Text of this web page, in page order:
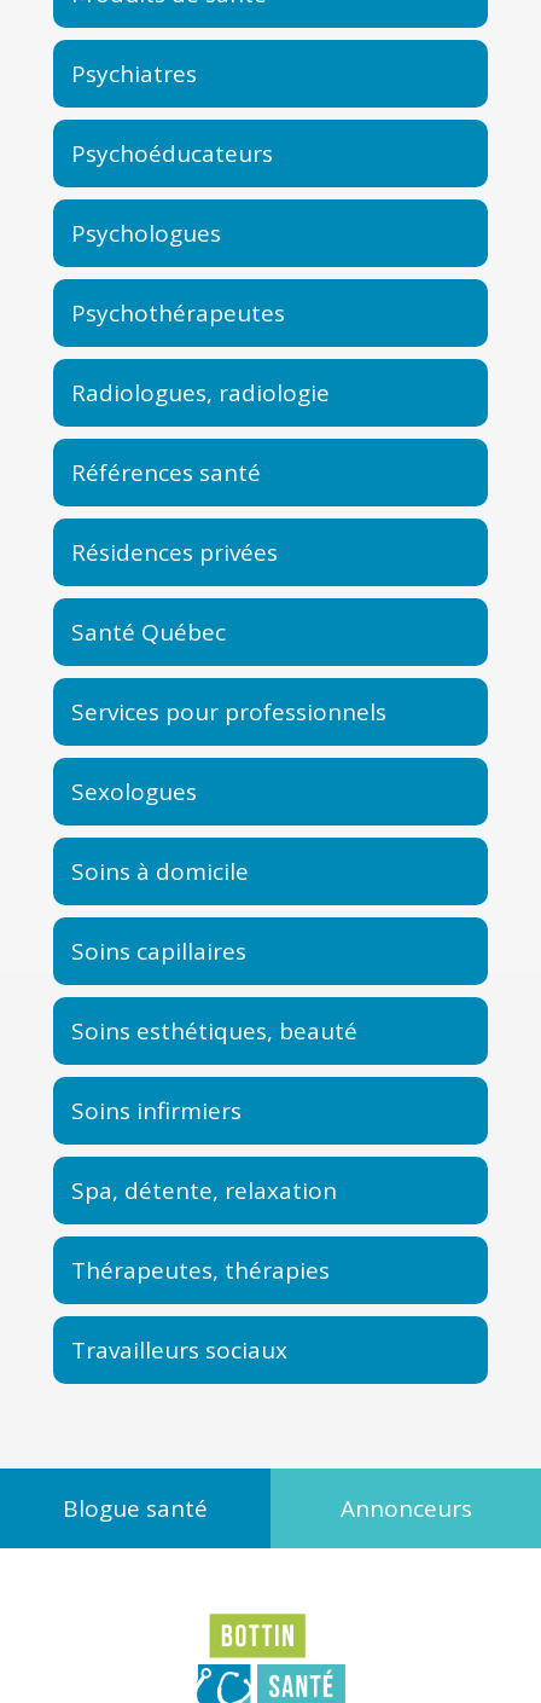
Psychiatres
Psychoéducateurs
Psychologues
Psychothérapeutes
Radiologues, radiologie
Références santé
Résidences privées
Santé Québec
Services pour professionnels
Sexologues
Soins à domicile
Soins capillaires
Soins esthétiques, beauté
Soins infirmiers
Spa, détente, relaxation
Thérapeutes, thérapies
Travailleurs sociaux
Blogue santé Annonceurs